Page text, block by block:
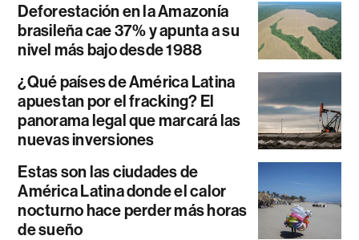
Deforestación en la Amazonía
brasileña cae 37% y apunta a su
nivel más bajo desde 1988
¿Qué países de América Latina
apuestan por el fracking? El
panorama legal que marcará las
nuevas inversiones
Estas son las ciudades de
América Latina donde el calor
nocturno hace perder más horas
de sueño